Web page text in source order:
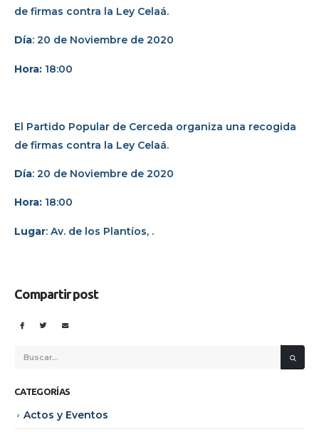
de firmas contra la Ley Celaá.
Día: 20 de Noviembre de 2020
Hora: 18:00
El Partido Popular de Cerceda organiza una recogida
de firmas contra la Ley Celaá.
Día: 20 de Noviembre de 2020
Hora: 18:00
Lugar: Av. de los Plantíos, .
Compartir post
CATEGORÍAS
Actos y Eventos